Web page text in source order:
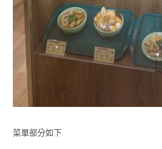
菜單部分如下